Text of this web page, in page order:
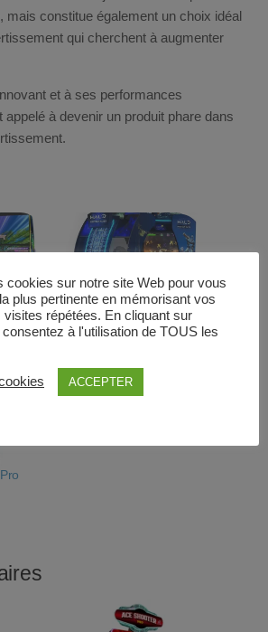
mais constitue également un choix idéal
qui cherchent à augmenter
et à ses performances
appelé à devenir un produit phare dans
Halo Fireteam Raven
1 mars 2021
cookies sur notre site Web pour vous
plus pertinente en mémorisant vos
visites répétées. En cliquant sur
à l'utilisation de TOUS les
ACCEPTER